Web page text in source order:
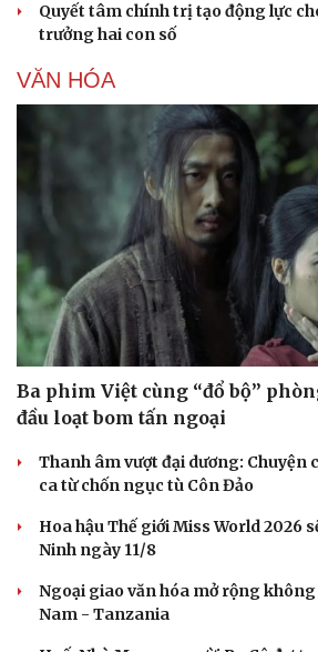
Sân khấu - Điện ảnh
Văn học
Di sản
Nghệ
Quyết tâm chính trị tạo động lực
trưởng hai con số
VĂN HÓA
Ba phim Việt cùng “đổ bộ”
đầu loạt bom tấn ngoại
Thanh âm vượt đại dương: Chuyện
ca từ chốn ngục tù Côn Đảo
Hoa hậu Thế giới Miss World 2026
Ninh ngày 11/8
Ngoại giao văn hóa mở rộng
Nam - Tanzania